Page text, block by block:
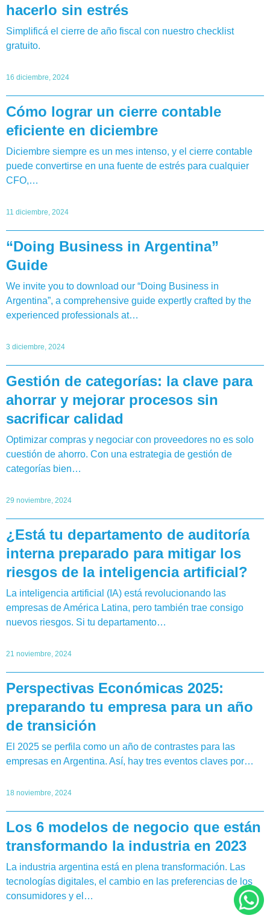
hacerlo sin estrés
Simplificá el cierre de año fiscal con nuestro checklist
gratuito.
16 diciembre, 2024
Cómo lograr un cierre contable
eficiente en diciembre
Diciembre siempre es un mes intenso, y el cierre contable
puede convertirse en una fuente de estrés para cualquier
CFO,…
11 diciembre, 2024
“Doing Business in Argentina”
Guide
We invite you to download our “Doing Business in
Argentina”, a comprehensive guide expertly crafted by the
experienced professionals at…
3 diciembre, 2024
Gestión de categorías: la clave para
ahorrar y mejorar procesos sin
sacrificar calidad
Optimizar compras y negociar con proveedores no es solo
cuestión de ahorro. Con una estrategia de gestión de
categorías bien…
29 noviembre, 2024
¿Está tu departamento de auditoría
interna preparado para mitigar los
riesgos de la inteligencia artificial?
La inteligencia artificial (IA) está revolucionando las
empresas de América Latina, pero también trae consigo
nuevos riesgos. Si tu departamento…
21 noviembre, 2024
Perspectivas Económicas 2025:
preparando tu empresa para un año
de transición
El 2025 se perfila como un año de contrastes para las
empresas en Argentina. Así, hay tres eventos claves por…
18 noviembre, 2024
Los 6 modelos de negocio que están
transformando la industria en 2023
La industria argentina está en plena transformación. Las
tecnologías digitales, el cambio en las preferencias de los
consumidores y el…